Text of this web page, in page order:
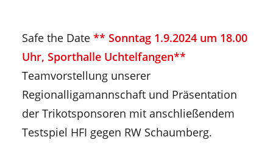
Safe the Date ** Sonntag 1.9.2024 um 18.00
Uhr, Sporthalle Uchtelfangen**
Teamvorstellung unserer
Regionalligamannschaft und Präsentation
der Trikotsponsoren mit anschließendem
Testspiel HFI gegen RW Schaumberg.